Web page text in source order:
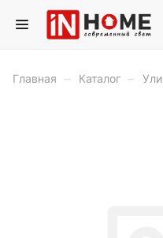
Главная – Каталог –